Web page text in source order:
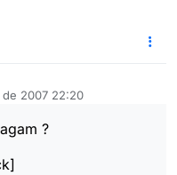
2007 22:20
?